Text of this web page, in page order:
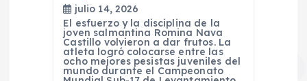
julio 14, 2026
El esfuerzo y la disciplina de la
joven salmantina Romina Nava
Castillo volvieron a dar frutos. La
atleta logró colocarse entre las
ocho mejores pesistas juveniles del
mundo durante el Campeonato